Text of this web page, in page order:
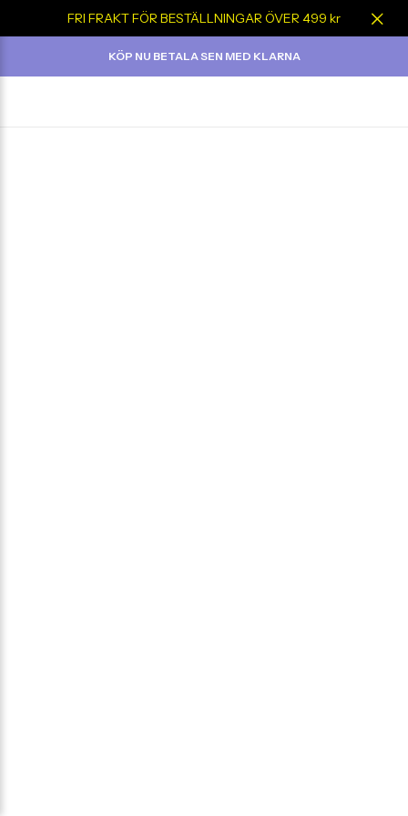
FRI FRAKT FÖR BESTÄLLNINGAR ÖVER 499 kr
KÖP NU BETALA SEN MED KLARNA